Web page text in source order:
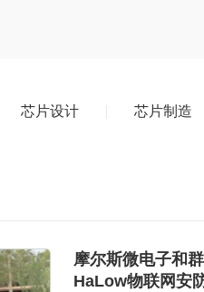
芯片设计
芯片制造
摩尔斯微电子和
HaLow物联网安